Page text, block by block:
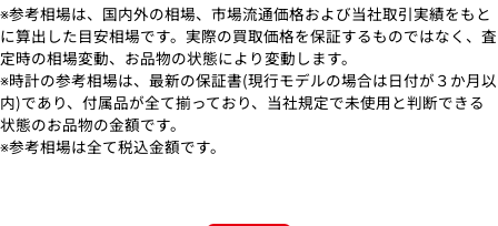
※参考相場は、国内外の相場、市場流通価格および当社取引実績をもと
に算出した目安相場です。実際の買取価格を保証するものではなく、査
定時の相場変動、お品物の状態により変動します。
※時計の参考相場は、最新の保証書(現行モデルの場合は日付が３か月以
内)であり、付属品が全て揃っており、当社規定で未使用と判断できる
状態のお品物の金額です。
※参考相場は全て税込金額です。